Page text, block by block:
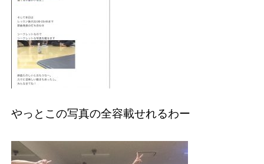
やっとこの写真の全容載せれるわー